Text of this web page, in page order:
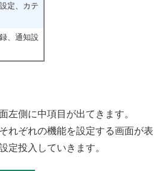
定、カテ
、通知設
左側に中項目が出てきます。
れぞれの機能を設定する画面が表
定投入していきます。